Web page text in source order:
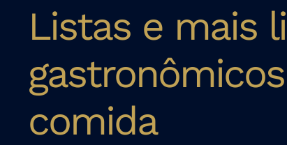
Listas e mais
comida